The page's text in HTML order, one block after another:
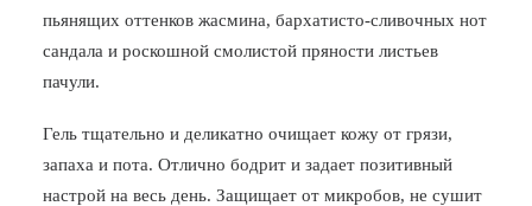
пьянящих оттенков жасмина, бархатисто-сливочных нот
сандала и роскошной смолистой пряности листьев
пачули.
Гель тщательно и деликатно очищает кожу от грязи,
запаха и пота. Отлично бодрит и задает позитивный
настрой на весь день. Защищает от микробов, не сушит